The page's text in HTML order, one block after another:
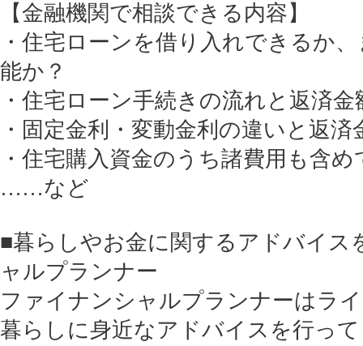
【金融機関で相談できる内容】
・住宅ローンを借り入れできるか
能か？
・住宅ローン手続きの流れと返済
・固定金利・変動金利の違いと返
・住宅購入資金のうち諸費用も含
……など
■暮らしやお金に関するアドバイス
ャルプランナー
ファイナンシャルプランナーはラ
暮らしに身近なアドバイスを行っ